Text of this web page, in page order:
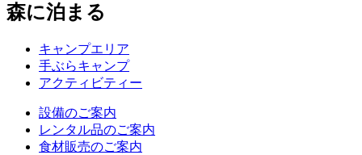
森に泊まる
キャンプエリア
手ぶらキャンプ
アクティビティー
設備のご案内
レンタル品のご案内
食材販売のご案内